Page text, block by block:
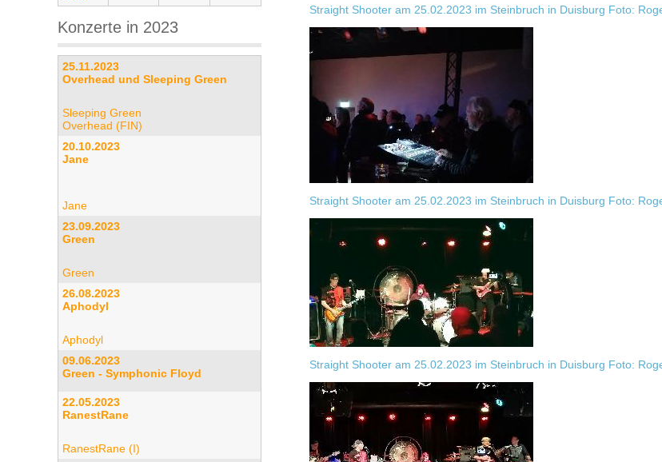
Konzerte in 2023
25.11.2023
Overhead und Sleeping Green
Sleeping Green
Overhead (FIN)
20.10.2023
Jane
Jane
23.09.2023
Green
Green
26.08.2023
Aphodyl
Aphodyl
09.06.2023
Green - Symphonic Floyd
22.05.2023
RanestRane
RanestRane (I)
Straight Shooter am 25.02.2023 im Steinbruch in Duisburg Foto:
Straight Shooter am 25.02.2023 im Steinbruch in Duisburg Foto:
Straight Shooter am 25.02.2023 im Steinbruch in Duisburg Foto: